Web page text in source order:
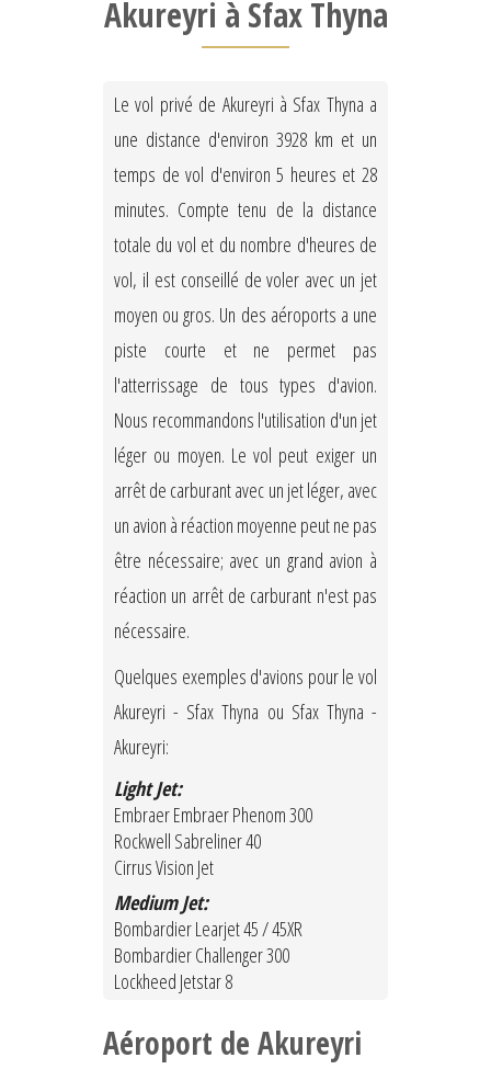
Akureyri à Sfax Thyna
Le vol privé de Akureyri à Sfax Thyna a
une distance d'environ 3928 km et un
temps de vol d'environ 5 heures et 28
minutes. Compte tenu de la distance
totale du vol et du nombre d'heures de
vol, il est conseillé de voler avec un jet
moyen ou gros. Un des aéroports a une
piste courte et ne permet pas
l'atterrissage de tous types d'avion.
Nous recommandons l'utilisation d'un jet
léger ou moyen. Le vol peut exiger un
arrêt de carburant avec un jet léger, avec
un avion à réaction moyenne peut ne pas
être nécessaire; avec un grand avion à
réaction un arrêt de carburant n'est pas
nécessaire.
Quelques exemples d'avions pour le vol
Akureyri - Sfax Thyna ou Sfax Thyna -
Akureyri:
Light Jet:
Embraer Embraer Phenom 300
Rockwell Sabreliner 40
Cirrus Vision Jet
Medium Jet:
Bombardier Learjet 45 / 45XR
Bombardier Challenger 300
Lockheed Jetstar 8
Aéroport de Akureyri